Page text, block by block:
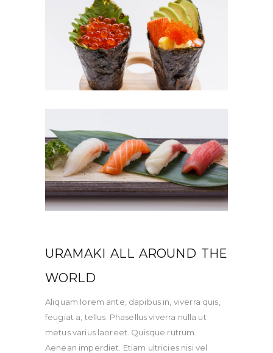
URAMAKI ALL AROUND THE
WORLD
Aliquam lorem ante, dapibus in, viverra quis,
feugiat a, tellus. Phasellus viverra nulla ut
metus varius laoreet. Quisque rutrum.
Aenean imperdiet. Etiam ultricies nisi vel